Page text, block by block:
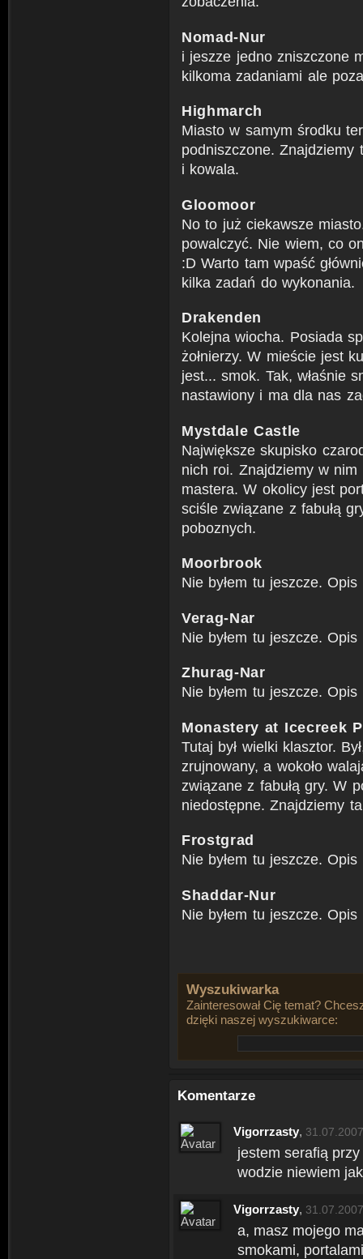
Nomad-Nur
i jeszze jedno zniszczone
kilkoma zadaniami ale
Highmarch
Miasto w samym środku
podniszczone.
i kowala.
Gloomoor
No to już ciekawsze
powalczyć. Nie wiem, co
:D Warto tam wpaść
kilka zadań do wykonania.
Drakenden
Kolejna wiocha. Posiada
żołnierzy. W mieście jest
jest... smok. Tak, właśnie
nastawiony i ma dla nas
Mystdale Castle
Największe skupisko
nich roi. Znajdziemy w
mastera. W okolicy jest
sciśle związane z fabułą
poboznych.
Moorbrook
Nie byłem tu jeszcze. Opis
Verag-Nar
Nie byłem tu jeszcze. Opis
Zhurag-Nar
Nie byłem tu jeszcze. Opis
Monastery at Icecreek
Tutaj był wielki klasztor.
zrujnowany, a wokoło
związane z fabułą gry. W
niedostępne. Znajdziemy
Frostgrad
Nie byłem tu jeszcze. Opis
Shaddar-Nur
Nie byłem tu jeszcze. Opis
Wyszukiwarka
Zainteresował Cię temat?
dzięki naszej wyszukiwarce:
Komentarze
Vigorrzasty,
jestem serafią
wodzie niewiem
Vigorrzasty,
a, masz mojego
smokami,